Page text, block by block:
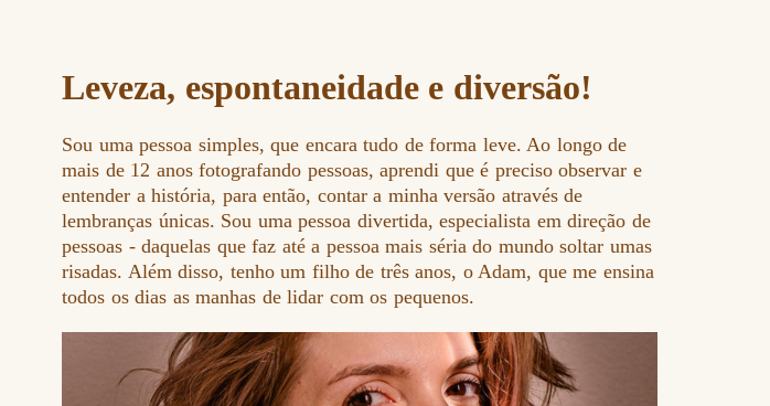
Leveza, espontaneidade e diversão!
Sou uma pessoa simples, que encara tudo de forma leve. Ao longo de
mais de 12 anos fotografando pessoas, aprendi que é preciso observar e
entender a história, para então, contar a minha versão através de
lembranças únicas. Sou uma pessoa divertida, especialista em direção de
pessoas - daquelas que faz até a pessoa mais séria do mundo soltar umas
risadas. Além disso, tenho um filho de três anos, o Adam, que me ensina
todos os dias as manhas de lidar com os pequenos.